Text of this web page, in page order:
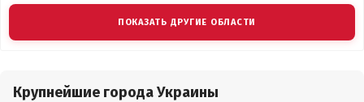
ПОКАЗАТЬ ДРУГИЕ ОБЛАСТИ
Крупнейшие города Украины